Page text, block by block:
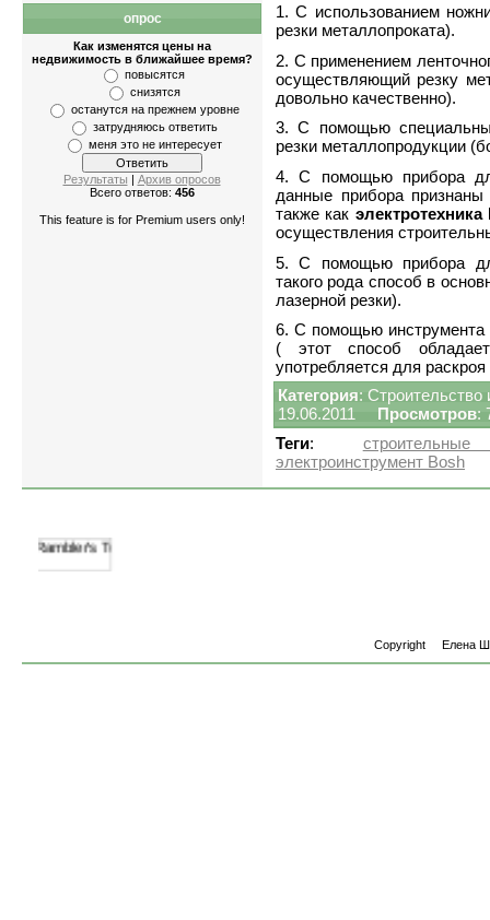
опрос
Как изменятся цены на
недвижимость в ближайшее время?
повысятся
снизятся
останутся на прежнем уровне
затрудняюсь ответить
меня это не интересует
Результаты | Архив опросов
Всего ответов: 456
This feature is for Premium users only!
1. С использованием
резки металлопроката).
2. С применением
осуществляющий резку
довольно качественно).
3. С помощью
резки металлопродукции
4. С помощью прибора
данные прибора
также как электротехника
осуществления
5. С помощью прибора
такого рода способ в
лазерной резки).
6. С помощью инструмента
( этот способ
употребляется для
Категория: Строительство
19.06.2011 Просмотров:
Теги:
электроинструмент Bosh
Квартиры- однокомнатные,двухкомнатные,
Copyright Елена